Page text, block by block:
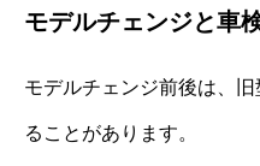
モデルチェンジと車
モデルチェンジ前後は、
ることがあります。